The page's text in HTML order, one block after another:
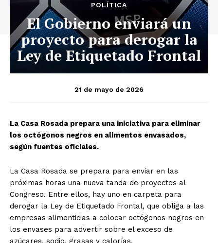
POLÍTICA
El Gobierno enviará un
proyecto para derogar la
Ley de Etiquetado Frontal
21 de mayo de 2026
La Casa Rosada prepara una iniciativa para eliminar
los octógonos negros en alimentos envasados,
según fuentes oficiales.
La Casa Rosada se prepara para enviar en las
próximas horas una nueva tanda de proyectos al
Congreso. Entre ellos, hay uno en carpeta para
derogar la Ley de Etiquetado Frontal, que obliga a las
empresas alimenticias a colocar octógonos negros en
los envases para advertir sobre el exceso de
azúcares, sodio, grasas y calorías.